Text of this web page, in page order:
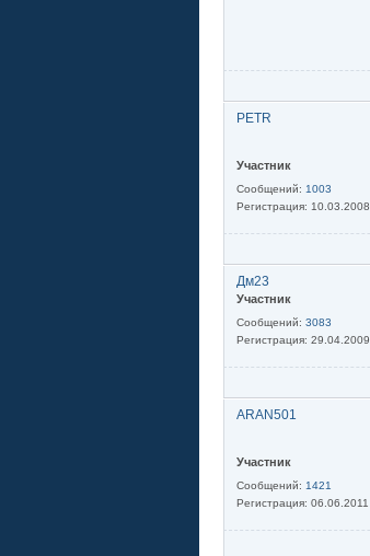
PETR
Участник
Сообщений: 1003
Регистрация: 10.03.2008
Дм23
Участник
Сообщений: 3083
Регистрация: 29.04.2009
ARAN501
Участник
Сообщений: 1421
Регистрация: 06.06.2011